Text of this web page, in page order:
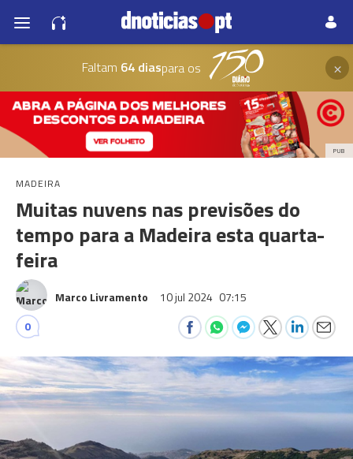
Faltam 64 diaspara os ×
PUB
MADEIRA
Muitas nuvens nas previsões do
tempo para a Madeira esta quarta-
feira
Marco Livramento 10 jul 2024 07:15
0